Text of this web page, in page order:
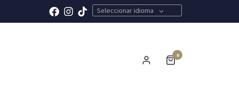
Seleccionar idioma
0